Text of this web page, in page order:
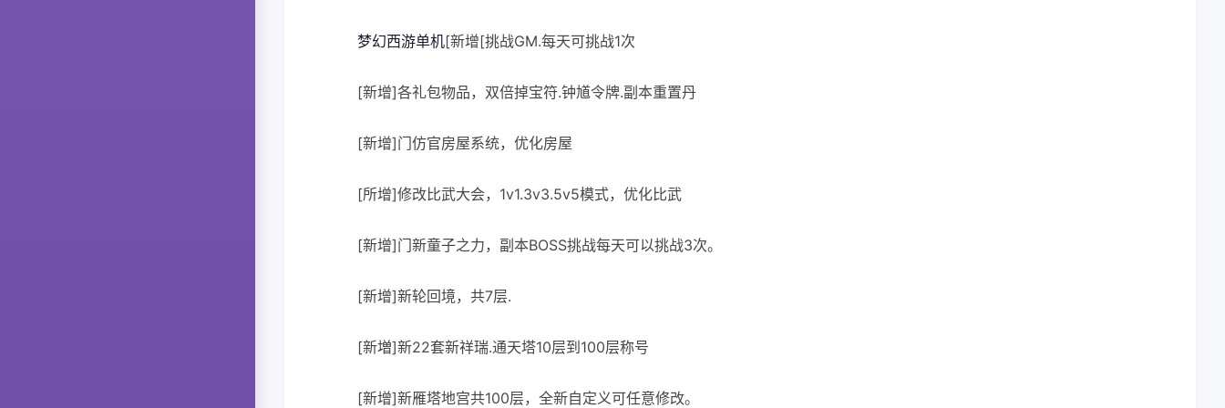
梦幻西游单机[新增[挑战GM.每天可挑战1次
[新增]各礼包物品，双倍掉宝符.钟馗令牌.副本重置丹
[新增]门仿官房屋系统，优化房屋
[所增]修改比武大会，1v1.3v3.5v5模式，优化比武
[新增]门新童子之力，副本BOSS挑战每天可以挑战3次。
[新增]新轮回境，共7层.
[新増]新22套新祥瑞.通天塔10层到100层称号
[新增]新雁塔地宫共100层，全新自定义可任意修改。